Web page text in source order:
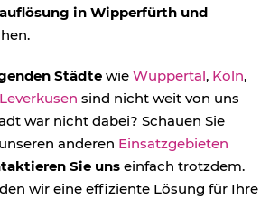
in Wipperfürth und
Städte wie Wuppertal, Köln,
Leverkusen sind nicht weit von uns
war nicht dabei? Schauen Sie
anderen Einsatzgebieten
Sie uns einfach trotzdem.
wir eine effiziente Lösung für Ihre